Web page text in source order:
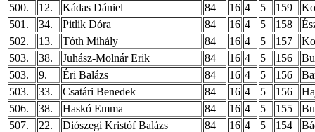
500.
12. Kádas Dániel 84 16 4 5 159
501.
34. Pitlik Dóra 84 16 4 5 158
502.
13. Tóth Mihály 84 16 4 5 157
503.
38. Juhász-Molnár Erik 84 16 4 5 156
503.
9. Éri Balázs 84 16 4 5 156
503.
33. Csatári Benedek 84 16 4 5 156
506.
38. Haskó Emma 84 16 4 5 155
507.
22. Diószegi Kristóf Balázs 84 16 4 5 154